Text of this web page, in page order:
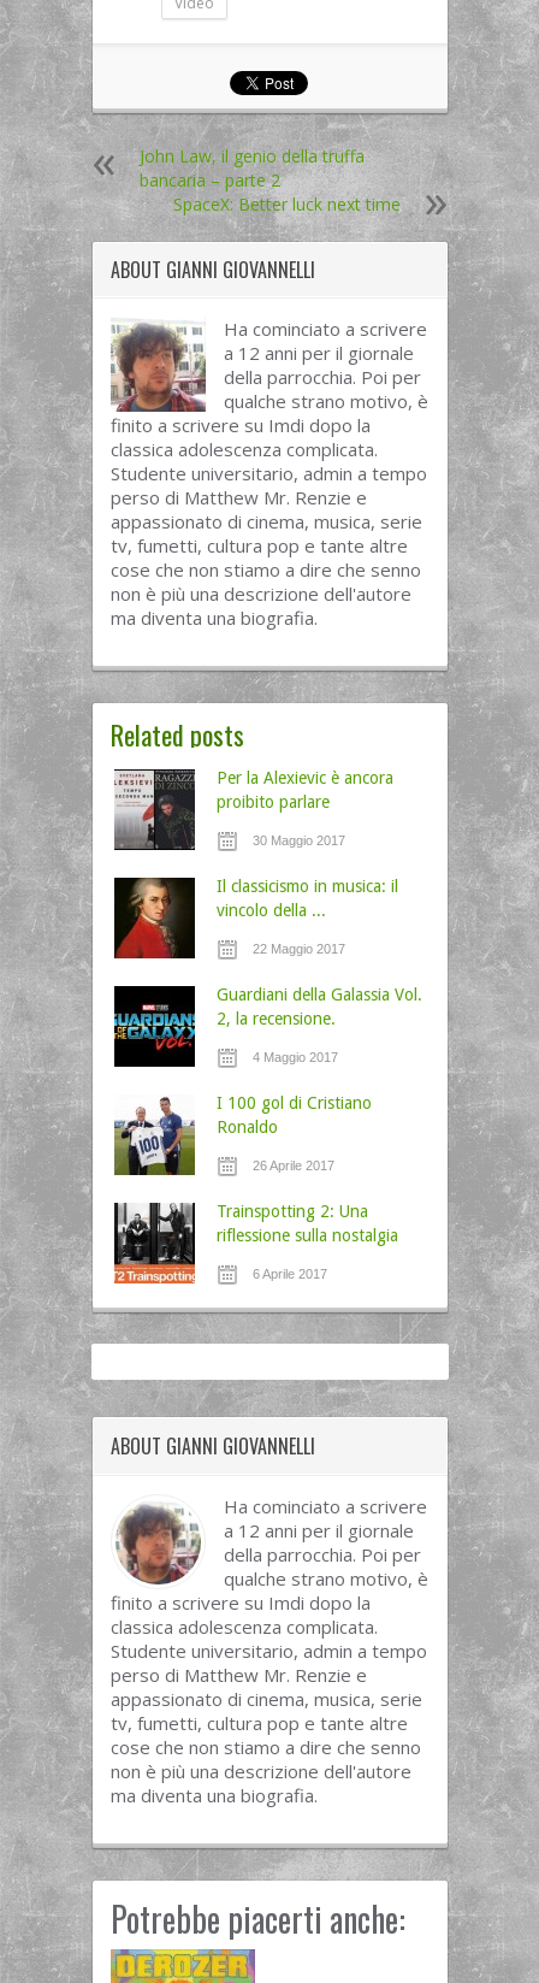
John Law, il genio della truffa
bancaria – parte 2
SpaceX: Better luck next time
ABOUT GIANNI GIOVANNELLI
Ha cominciato a scrivere
a 12 anni per il giornale
della parrocchia. Poi per
qualche strano motivo, è
finito a scrivere su Imdi dopo la
classica adolescenza complicata.
Studente universitario, admin a tempo
perso di Matthew Mr. Renzie e
appassionato di cinema, musica, serie
tv, fumetti, cultura pop e tante altre
cose che non stiamo a dire che senno
non è più una descrizione dell'autore
ma diventa una biografia.
Related posts
Per la Alexievic è ancora
proibito parlare
30 Maggio 2017
Il classicismo in musica: il
vincolo della ...
22 Maggio 2017
Guardiani della Galassia Vol.
2, la recensione.
4 Maggio 2017
I 100 gol di Cristiano
Ronaldo
26 Aprile 2017
Trainspotting 2: Una
riflessione sulla nostalgia
6 Aprile 2017
ABOUT GIANNI GIOVANNELLI
Ha cominciato a scrivere
a 12 anni per il giornale
della parrocchia. Poi per
qualche strano motivo, è
finito a scrivere su Imdi dopo la
classica adolescenza complicata.
Studente universitario, admin a tempo
perso di Matthew Mr. Renzie e
appassionato di cinema, musica, serie
tv, fumetti, cultura pop e tante altre
cose che non stiamo a dire che senno
non è più una descrizione dell'autore
ma diventa una biografia.
Potrebbe piacerti anche: